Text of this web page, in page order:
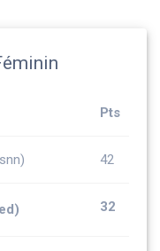
Pts
42
32